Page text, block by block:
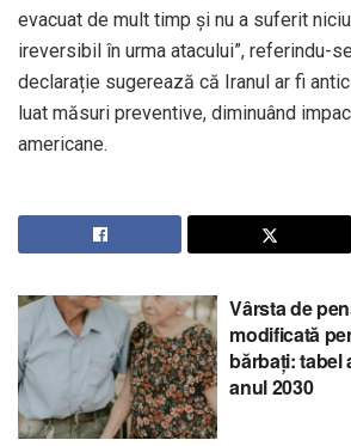
evacuat de mult timp și nu a suferit
ireversibil în urma atacului”, referindu-
declarație sugerează că Iranul ar fi
luat măsuri preventive, diminuând
americane.
Vârsta de
modificată
bărbați: tabel
anul 2030